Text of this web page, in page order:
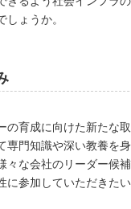
しょうか。
の育成に向けた新たな
専門知識や深い教養を
々な会社のリーダー候
参加していただきた